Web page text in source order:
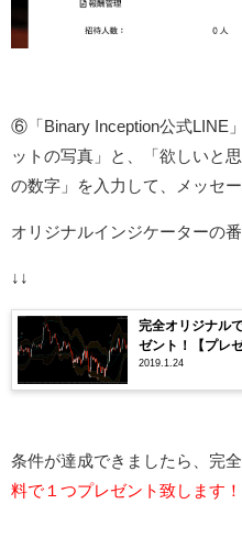
⑥「Binary Inception公式LINE
ットの写真」と、「欲しいと
の数字」を入力して、メッセ
オリジナルインジケーターの
↓↓
完全オリジナル
ゼント！【プレ
2019.1.24
条件が達成できましたら、完
料で１つプレゼント致します！